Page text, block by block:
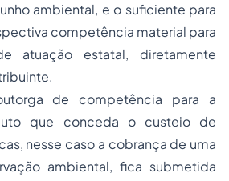
ambiental, e o suficiente para
competência material para
atuação estatal, diretamente
de competência para a
que conceda o custeio de
nesse caso a cobrança de uma
ambiental, fica submetida